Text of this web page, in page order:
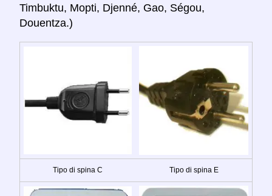
Timbuktu, Mopti, Djenné, Gao, Ségou,
Douentza.)
Tipo di spina C Tipo di spina E